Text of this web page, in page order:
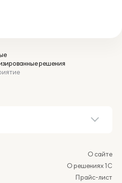
решения
О сайте
О решениях 1С
Прайс-лист